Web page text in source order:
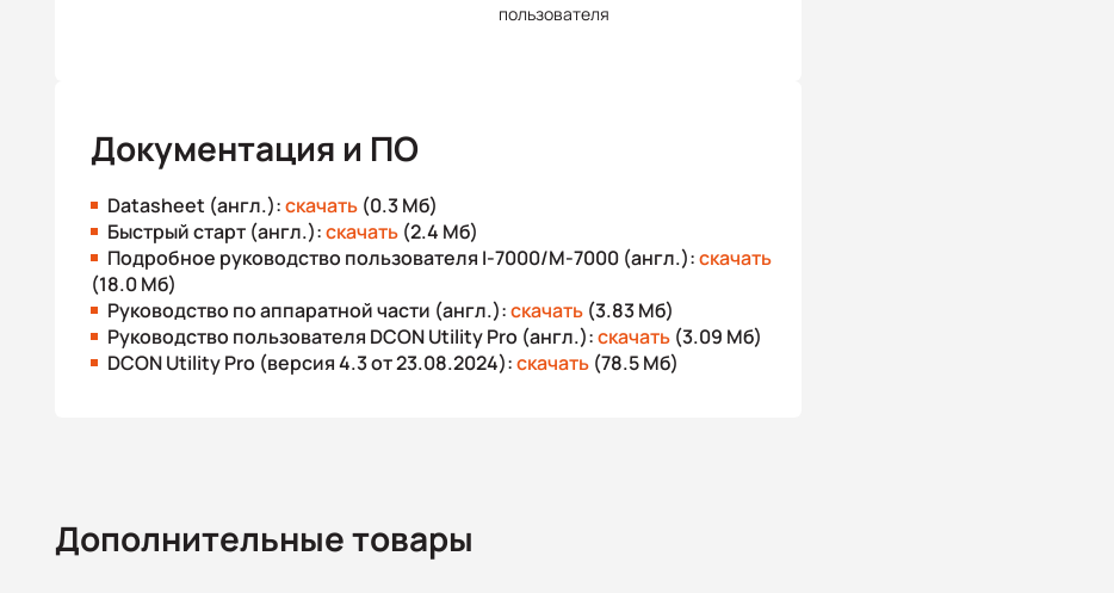
пользователя
Документация и ПО
Datasheet (англ.):скачать (0.3 Мб)
Быстрый старт (англ.):скачать (2.4 Мб)
Подробное руководство пользователя I-7000/M-7000 (англ.):скачать
(18.0 Мб)
Руководство по аппаратной части (англ.):скачать (3.83 Мб)
Руководство пользователя DCON Utility Pro (англ.):скачать (3.09 Мб)
DCON Utility Pro (версия 4.3 от 23.08.2024):скачать (78.5 Мб)
Дополнительные товары